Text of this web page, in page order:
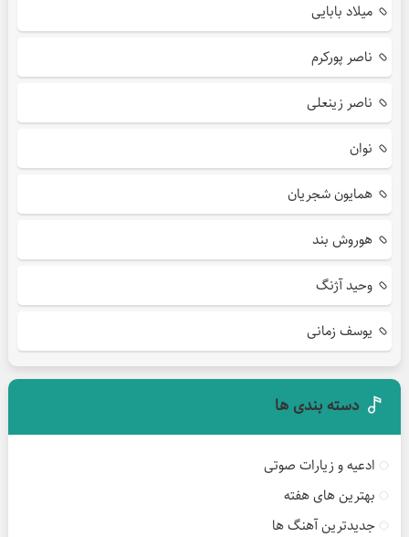
میلاد بابایی
ناصر پورکرم
ناصر زینعلی
نوان
همایون شجریان
هوروش بند
وحید آژنگ
یوسف زمانی
دسته بندی ها
ادعیه و زیارات صوتی
بهترین های هفته
جدیدترین آهنگ ها